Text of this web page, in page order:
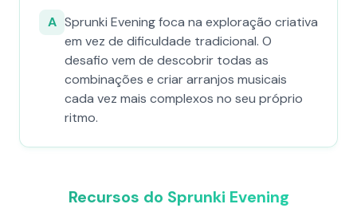
A Sprunki Evening foca na exploração criativa
em vez de dificuldade tradicional. O
desafio vem de descobrir todas as
combinações e criar arranjos musicais
cada vez mais complexos no seu próprio
ritmo.
Recursos do Sprunki Evening